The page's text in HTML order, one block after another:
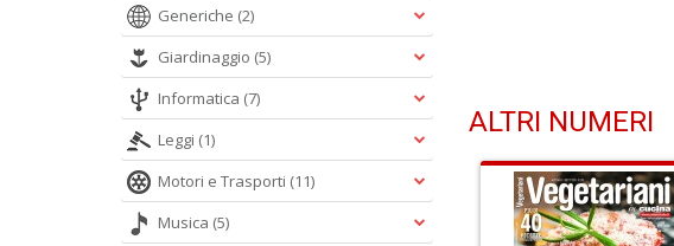
ALTRI NUMERI
Generiche (2)
Giardinaggio (5)
Informatica (7)
Leggi (1)
Motori e Trasporti (11)
Musica (5)